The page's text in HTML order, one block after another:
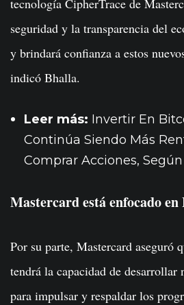
tecnología CipherTrace de
seguridad y la transparencia del
y brindará confianza a estos
indicó Bhalla.
Leer más: Invertir En
Continúa Siendo Más
Comprar Acciones,
Mastercard está enfocado
Por su parte, Mastercard aseguró
tendrá la capacidad de desarrollar
para impulsar y respaldar los